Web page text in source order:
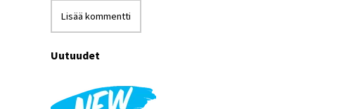
Lisää kommentti
Uutuudet